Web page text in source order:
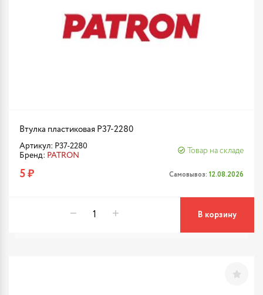
Втулка пластиковая P37-2280
Артикул: P37-2280
Бренд: PATRON
Товар на складе
5 ₽ Самовывоз: 12.08.2026
В корзину